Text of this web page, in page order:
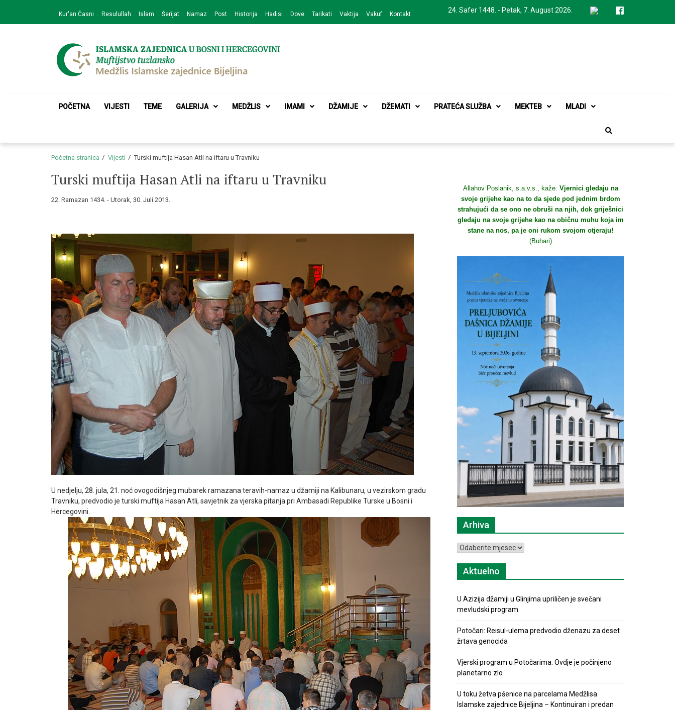
navigation
content
24. Safer 1448. - Petak, 7. August 2026.
Kur'an Časni Resulullah Islam Šerijat Namaz Post Historija Hadisi Dove Tarikati Vaktija Vakuf Kontakt
Medžlis Islamske zajednice Bijeljina
POČETNA VIJESTI TEME GALERIJA MEDŽLIS IMAMI DŽAMIJE DŽEMATI PRATEĆA SLUŽBA MEKTEB MLADI
Početna stranica Vijesti Turski muftija Hasan Atli na iftaru u Travniku
Turski muftija Hasan Atli na iftaru u Travniku
22. Ramazan 1434. - Utorak, 30. Juli 2013.
U nedjelju, 28. jula, 21. noć ovogodišnjeg mubarek ramazana teravih-namaz u džamiji na Kalibunaru, u vezirskom gradu
Travniku, predvodio je turski muftija Hasan Atli, savjetnik za vjerska pitanja pri Ambasadi Republike Turske u Bosni i
Hercegovini.
Allahov Poslanik, s.a.v.s., kaže: Vjernici gledaju na
svoje grijehe kao na to da sjede pod jednim brdom
strahujući da se ono ne obruši na njih, dok griješnici
gledaju na svoje grijehe kao na običnu muhu koja im
stane na nos, pa je oni rukom svojom otjeraju!
(Buhari)
Arhiva
Arhiva
Aktuelno
U Azizija džamiji u Glinjima upriličen je svečani
mevludski program
Potočari: Reisul-ulema predvodio dženazu za deset
žrtava genocida
Vjerski program u Potočarima: Ovdje je počinjeno
planetarno zlo
U toku žetva pšenice na parcelama Medžlisa
Islamske zajednice Bijeljina – Kontinuiran i predan